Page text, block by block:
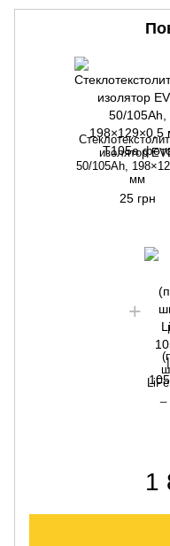
изолятор
50/105Ah,
мм
25 грн
1